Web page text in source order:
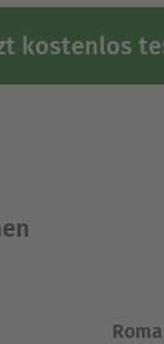
kostenlos